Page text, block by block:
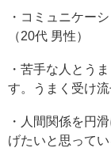
・コミュニケー
（20代 男性）
・苦手な人とう
す。うまく受け
・人間関係を円
げたいと思ってい